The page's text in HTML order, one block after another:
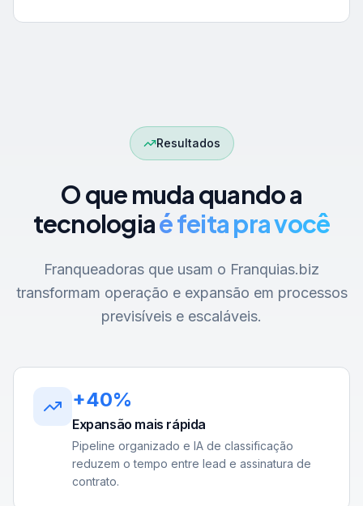
Resultados
O que muda quando a
tecnologiaé feita pra você
Franqueadoras que usam o Franquias.biz
transformam operação e expansão em processos
previsíveis e escaláveis.
+40%
Expansão mais rápida
Pipeline organizado e IA de classificação
reduzem o tempo entre lead e assinatura de
contrato.